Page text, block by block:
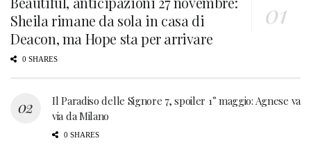
Sheila rimane da sola in casa di
Deacon, ma Hope sta per arrivare
0 SHARES
Il Paradiso delle Signore 7, spoiler 1° maggio: Agnese va
via da Milano
0 SHARES